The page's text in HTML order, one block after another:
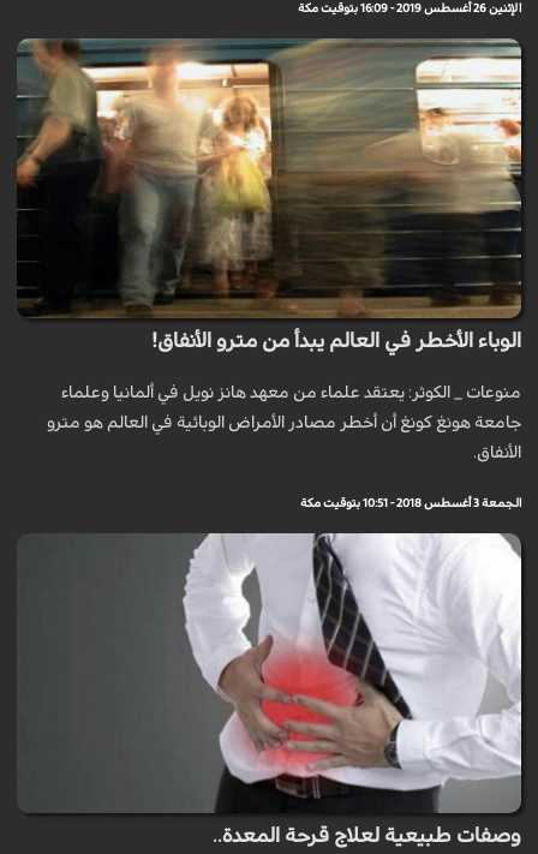
الإثنين 26 أغسطس 2019 - 16:09 بتوقيت مكة
الوباء الأخطر في العالم يبدأ من مترو الأنفاق!
منوعات _ الكوثر: يعتقد علماء من معهد هانز نويل في ألمانيا وعلماء
جامعة هونغ كونغ أن أخطر مصادر الأمراض الوبائية في العالم هو مترو
الأنفاق.
الجمعة 3 أغسطس 2018 - 10:51 بتوقيت مكة
وصفات طبيعية لعلاج قرحة المعدة..